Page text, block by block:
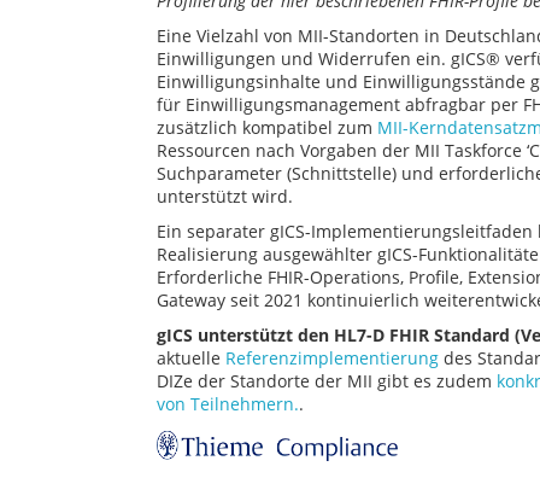
Eine Vielzahl von MII-Standorten in
Einwilligungen und Widerrufen ein. gICS®
Einwilligungsinhalte und Einwilligungsstände
für Einwilligungsmanagement abfragbar per
zusätzlich kompatibel zum MII-
Ressourcen nach Vorgaben der MII Taskforce
Suchparameter (Schnittstelle) und
unterstützt wird.
Ein separater gICS-
Realisierung ausgewählter gICS-
Erforderliche FHIR-Operations, Profile,
Gateway seit 2021 kontinuierlich
gICS unterstützt den HL7-D FHIR Standard
aktuelle Referenzimplementierung des
DIZe der Standorte der MII gibt es zudem
von Teilnehmern..